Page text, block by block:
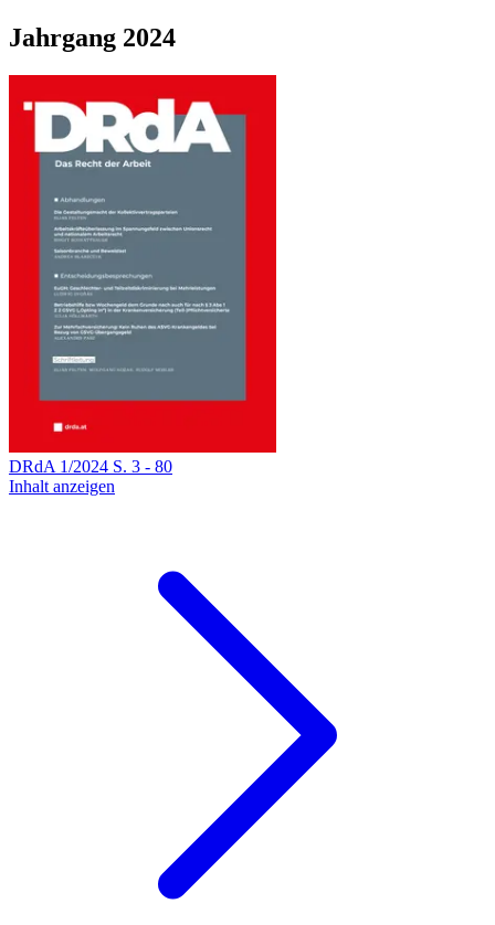
Jahrgang 2024
DRdA 1/2024 S. 3 - 80
Inhalt anzeigen